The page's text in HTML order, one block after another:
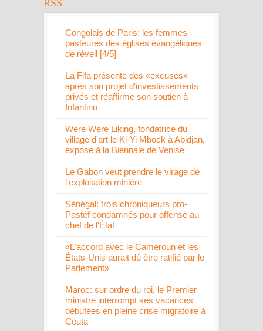
Congolais de Paris: les femmes
pasteures des églises évangéliques
de réveil [4/5]
La Fifa présente des «excuses»
après son projet d'investissements
privés et réaffirme son soutien à
Infantino
Were Were Liking, fondatrice du
village d'art le Ki-Yi Mbock à Abidjan,
expose à la Biennale de Venise
Le Gabon veut prendre le virage de
l'exploitation minière
Sénégal: trois chroniqueurs pro-
Pastef condamnés pour offense au
chef de l'État
«L'accord avec le Cameroun et les
États-Unis aurait dû être ratifié par le
Parlement»
Maroc: sur ordre du roi, le Premier
ministre interrompt ses vacances
débutées en pleine crise migratoire à
Ceuta